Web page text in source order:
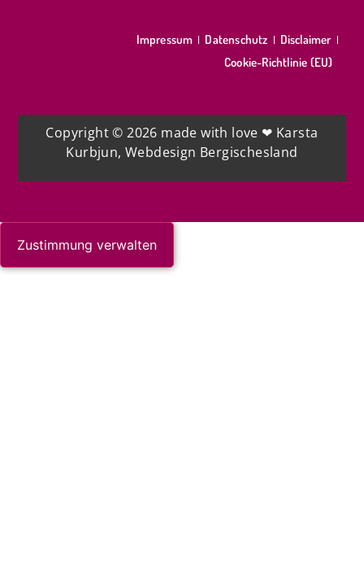
Impressum Datenschutz
Disclaimer
Cookie-Richtlinie (EU)
Copyright © 2026 made with love ❤ Karsta
Kurbjun, Webdesign Bergischesland
Zustimmung verwalten